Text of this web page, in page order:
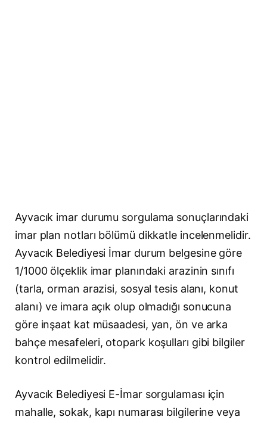
Ayvacık imar durumu sorgulama sonuçlarındaki
imar plan notları bölümü dikkatle incelenmelidir.
Ayvacık Belediyesi İmar durum belgesine göre
1/1000 ölçeklik imar planındaki arazinin sınıfı
(tarla, orman arazisi, sosyal tesis alanı, konut
alanı) ve imara açık olup olmadığı sonucuna
göre inşaat kat müsaadesi, yan, ön ve arka
bahçe mesafeleri, otopark koşulları gibi bilgiler
kontrol edilmelidir.
Ayvacık Belediyesi E-İmar sorgulaması için
mahalle, sokak, kapı numarası bilgilerine veya